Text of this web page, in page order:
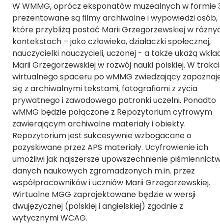
W WMMG, oprócz eksponatów muzealnych w formie
prezentowane są filmy archiwalne i wypowiedzi osób,
które przybliżą postać Marii Grzegorzewskiej w
kontekstach – jako człowieka, działaczki społecznej,
nauczycielki nauczycieli, uczonej - a także ukażą
Marii Grzegorzewskiej w rozwój nauki polskiej. W
wirtualnego spaceru po wMMG zwiedzający
się z archiwalnymi tekstami, fotografiami z życia
prywatnego i zawodowego patronki uczelni. Ponadto
wMMG będzie połączone z Repozytorium cyfrowym
zawierającym archiwalne materiały i obiekty.
Repozytorium jest sukcesywnie wzbogacane o
pozyskiwane przez APS materiały. Ucyfrowienie ich
umożliwi jak najszersze upowszechnienie
danych naukowych zgromadzonych m.in. przez
współpracowników i uczniów Marii Grzegorzewskiej.
Wirtualne MGG zaprojektowane będzie w wersji
dwujęzycznej (polskiej i angielskiej) zgodnie z
wytycznymi WCAG.